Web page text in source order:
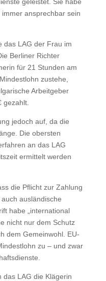
ansprechbar sein
das LAG der Frau im
Berliner Richter
für 21 Stunden am
zustehe,
Arbeitgeber
gezahlt.
jedoch auf, da die
Die obersten
an das LAG
ermittelt werden
die Pflicht zur Zahlung
ausländische
habe „international
nicht nur dem Schutz
dem Gemeinwohl. EU-
zu – und zwar
das LAG die Klägerin